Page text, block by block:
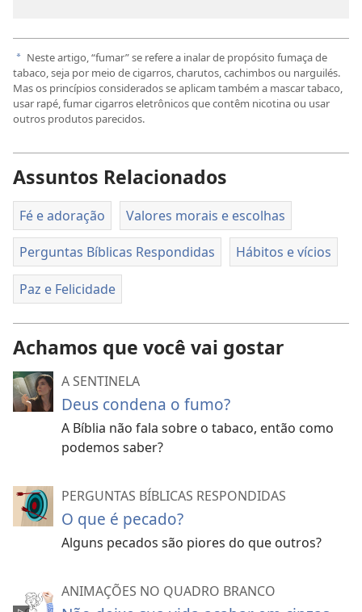
a Neste artigo, “fumar” se refere a inalar de propósito fumaça de
tabaco, seja por meio de cigarros, charutos, cachimbos ou narguilés.
Mas os princípios considerados se aplicam também a mascar tabaco,
usar rapé, fumar cigarros eletrônicos que contêm nicotina ou usar
outros produtos parecidos.
Assuntos Relacionados
Fé e adoração Valores morais e escolhas
Perguntas Bíblicas Respondidas Hábitos e vícios
Paz e Felicidade
Achamos que você vai gostar
A SENTINELA
Deus condena o fumo?
A Bíblia não fala sobre o tabaco, então como
podemos saber?
PERGUNTAS BÍBLICAS RESPONDIDAS
O que é pecado?
Alguns pecados são piores do que outros?
ANIMAÇÕES NO QUADRO BRANCO